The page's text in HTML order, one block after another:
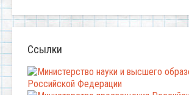
Ссылки